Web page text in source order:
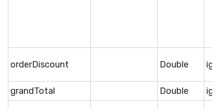
orderDiscount Double
grandTotal Double